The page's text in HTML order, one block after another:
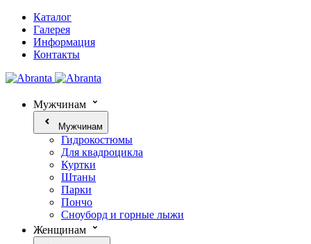
Каталог
Галерея
Информация
Контакты
Мужчинам
Мужчинам
Гидрокостюмы
Для квадроцикла
Куртки
Штаны
Парки
Пончо
Сноуборд и горные лыжи
Женщинам